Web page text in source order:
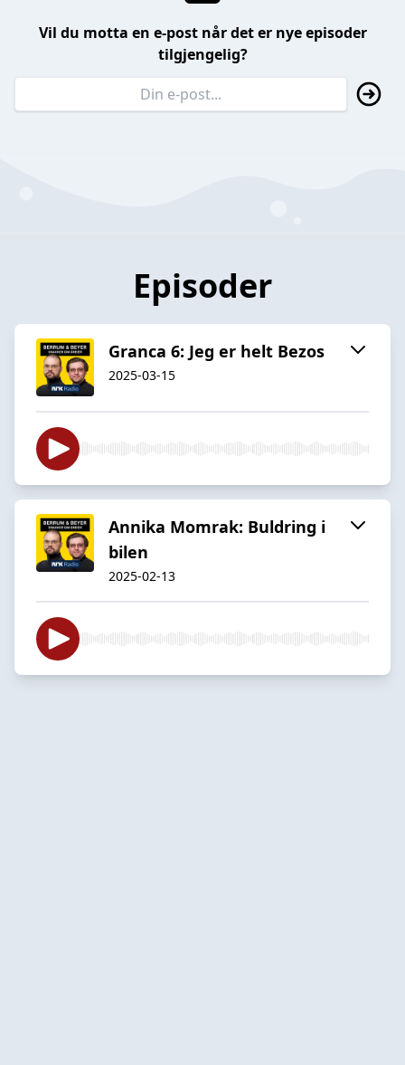
Vil du motta en e-post når det er nye episoder
tilgjengelig?
Episoder
Granca 6: Jeg er helt Bezos
2025-03-15
Annika Momrak: Buldring i
bilen
2025-02-13